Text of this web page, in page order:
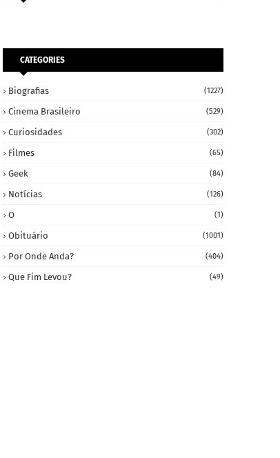
CATEGORIES
Biografias (1227)
Cinema Brasileiro (529)
Curiosidades (302)
Filmes (65)
Geek (84)
Notícias (126)
O (1)
Obituário (1001)
Por Onde Anda? (404)
Que Fim Levou? (49)